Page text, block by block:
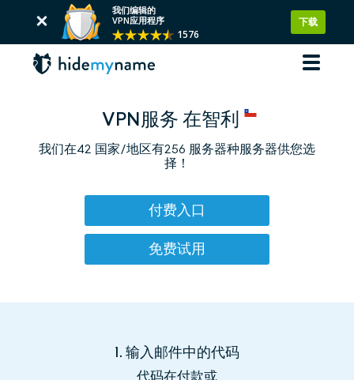
我们编辑的
VPN应用程序
1576
下载
VPN服务 在智利
我们在42 国家/地区有256 服务器种服务器供您选
择！
付费入口
免费试用
1. 输入邮件中的代码
代码在付款或